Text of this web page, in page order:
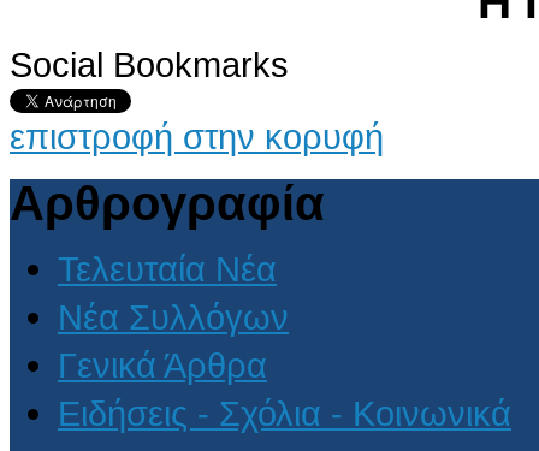
Social Bookmarks
επιστροφή στην κορυφή
Αρθρογραφία
Τελευταία Νέα
Νέα Συλλόγων
Γενικά Άρθρα
Ειδήσεις - Σχόλια - Κοινωνικά